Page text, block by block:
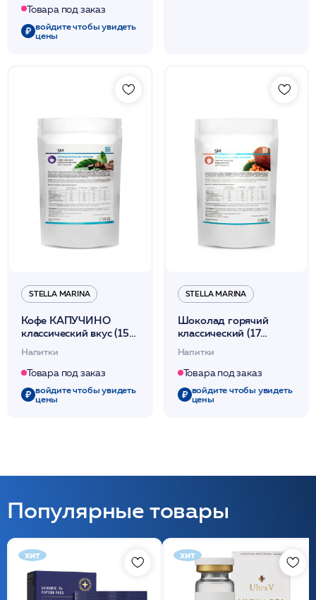
Товара под заказ
войдите чтобы увидеть
цены
STELLA MARINA
Кофе КАПУЧИНО
классический вкус (15
порций)/225мл /Stella
Marina
Напитки
Товара под заказ
войдите чтобы увидеть
цены
STELLA MARINA
Шоколад горячий
классический (17
порций) 225мл /Stella
Marina
Напитки
Товара под заказ
войдите чтобы увидеть
цены
Популярные товары
хит хит